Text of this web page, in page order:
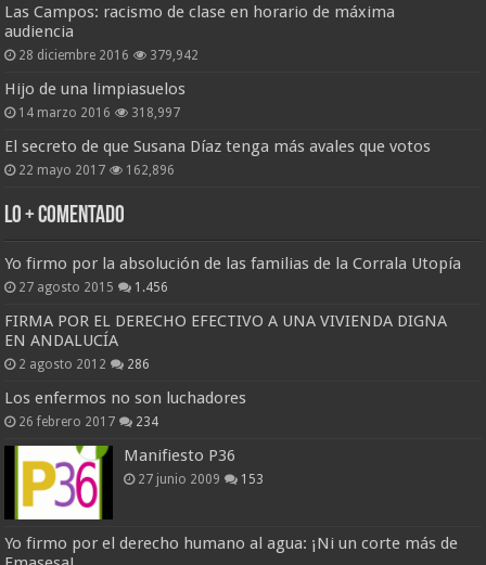
Las Campos: racismo de clase en horario de máxima
audiencia
28 diciembre 2016 379,942
Hijo de una limpiasuelos
14 marzo 2016 318,997
El secreto de que Susana Díaz tenga más avales que votos
22 mayo 2017 162,896
Lo + Comentado
Yo firmo por la absolución de las familias de la Corrala Utopía
27 agosto 2015 1.456
FIRMA POR EL DERECHO EFECTIVO A UNA VIVIENDA DIGNA
EN ANDALUCÍA
2 agosto 2012 286
Los enfermos no son luchadores
26 febrero 2017 234
Manifiesto P36
27 junio 2009 153
Yo firmo por el derecho humano al agua: ¡Ni un corte más de